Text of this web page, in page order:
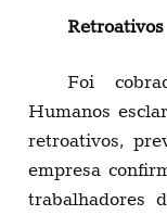
Retroativos
Foi
Humanos
retroativos,
empresa
trabalhadores